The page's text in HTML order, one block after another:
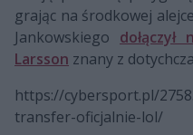
grając na środkowej
Jankowskiego dołączył
Larsson znany z
https://cybersport.pl/
transfer-oficjalnie-lol/